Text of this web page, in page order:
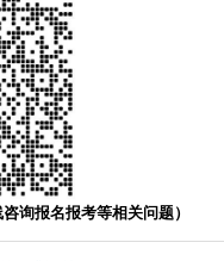
询报名报考等相关问题）